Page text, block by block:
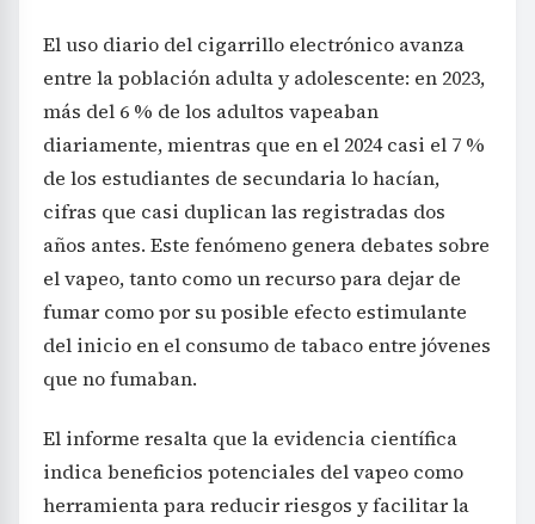
El uso diario del cigarrillo electrónico avanza
entre la población adulta y adolescente: en 2023,
más del 6 % de los adultos vapeaban
diariamente, mientras que en el 2024 casi el 7 %
de los estudiantes de secundaria lo hacían,
cifras que casi duplican las registradas dos
años antes. Este fenómeno genera debates sobre
el vapeo, tanto como un recurso para dejar de
fumar como por su posible efecto estimulante
del inicio en el consumo de tabaco entre jóvenes
que no fumaban.
El informe resalta que la evidencia científica
indica beneficios potenciales del vapeo como
herramienta para reducir riesgos y facilitar la